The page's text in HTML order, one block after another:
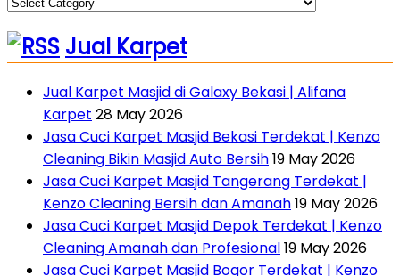
Jual Karpet
Jual Karpet Masjid di Galaxy Bekasi | Alifana
Karpet 28 May 2026
Jasa Cuci Karpet Masjid Bekasi Terdekat | Kenzo
Cleaning Bikin Masjid Auto Bersih19 May 2026
Jasa Cuci Karpet Masjid Tangerang Terdekat |
Kenzo Cleaning Bersih dan Amanah19 May 2026
Jasa Cuci Karpet Masjid Depok Terdekat | Kenzo
Cleaning Amanah dan Profesional19 May 2026
Jasa Cuci Karpet Masjid Bogor Terdekat | Kenzo